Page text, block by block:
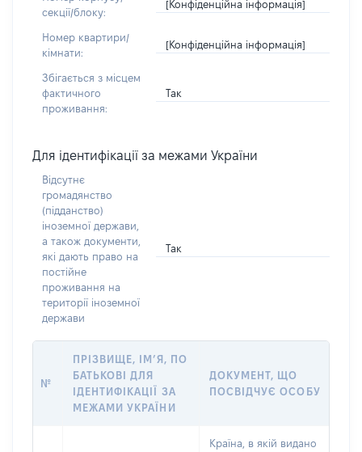
секції/блоку:
[Конфіденційна інформація]
Номер квартири/
кімнати:
[Конфіденційна інформація]
Збігається з місцем
фактичного
проживання:
Так
Для ідентифікації за межами України
Відсутнє
громадянство
(підданство)
іноземної держави,
а також документи,
які дають право на
постійне
проживання на
території іноземної
держави
Так
№
ПРІЗВИЩЕ, ІМ’Я, ПО
БАТЬКОВІ ДЛЯ
ІДЕНТИФІКАЦІЇ ЗА
МЕЖАМИ УКРАЇНИ
ДОКУМЕНТ, ЩО
ПОСВІДЧУЄ ОСОБУ
Країна, в якій видано